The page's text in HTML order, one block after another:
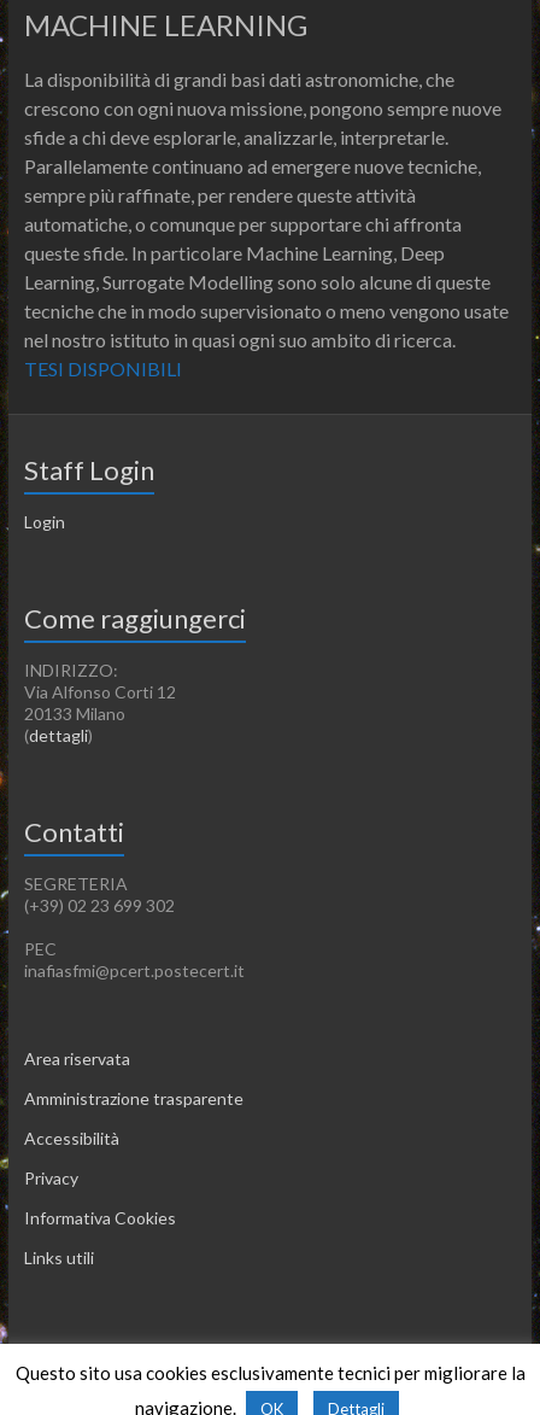
MACHINE LEARNING
La disponibilità di grandi basi dati astronomiche, che
crescono con ogni nuova missione, pongono sempre nuove
sfide a chi deve esplorarle, analizzarle, interpretarle.
Parallelamente continuano ad emergere nuove tecniche,
sempre più raffinate, per rendere queste attività
automatiche, o comunque per supportare chi affronta
queste sfide. In particolare Machine Learning, Deep
Learning, Surrogate Modelling sono solo alcune di queste
tecniche che in modo supervisionato o meno vengono usate
nel nostro istituto in quasi ogni suo ambito di ricerca.
TESI DISPONIBILI
Staff Login
Login
Come raggiungerci
INDIRIZZO:
Via Alfonso Corti 12
20133 Milano
(dettagli)
Contatti
SEGRETERIA
(+39) 02 23 699 302
PEC
inafiasfmi@pcert.postecert.it
Area riservata
Amministrazione trasparente
Accessibilità
Privacy
Informativa Cookies
Links utili
Copyright © 2026 INAF IASF-Milano
Questo sito usa cookies esclusivamente tecnici per migliorare la
navigazione.
OK Dettagli